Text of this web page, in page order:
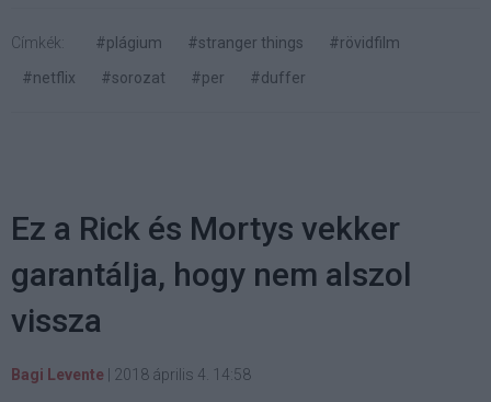
Címkék: #plágium #stranger things
#rövidfilm
#netflix
#sorozat #per #duffer
Ez a Rick és Mortys vekker
garantálja, hogy nem alszol
vissza
Bagi Levente 2018 április 4. 14:58